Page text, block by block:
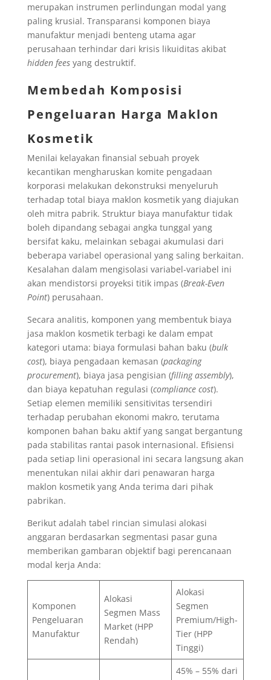
merupakan instrumen perlindungan modal yang
paling krusial. Transparansi komponen biaya
manufaktur menjadi benteng utama agar
perusahaan terhindar dari krisis likuiditas akibat
hidden feesyang destruktif.
Membedah Komposisi
Pengeluaran Harga Maklon
Kosmetik
Menilai kelayakan finansial sebuah proyek
kecantikan mengharuskan komite pengadaan
korporasi melakukan dekonstruksi menyeluruh
terhadap total biaya maklon kosmetik yang diajukan
oleh mitra pabrik. Struktur biaya manufaktur tidak
boleh dipandang sebagai angka tunggal yang
bersifat kaku, melainkan sebagai akumulasi dari
beberapa variabel operasional yang saling berkaitan.
Kesalahan dalam mengisolasi variabel-variabel ini
akan mendistorsi proyeksi titik impas (Break-Even
Point) perusahaan.
Secara analitis, komponen yang membentuk biaya
jasa maklon kosmetik terbagi ke dalam empat
kategori utama: biaya formulasi bahan baku (bulk
cost), biaya pengadaan kemasan (packaging
procurement), biaya jasa pengisian (filling assembly),
dan biaya kepatuhan regulasi (compliance cost).
Setiap elemen memiliki sensitivitas tersendiri
terhadap perubahan ekonomi makro, terutama
komponen bahan baku aktif yang sangat bergantung
pada stabilitas rantai pasok internasional. Efisiensi
pada setiap lini operasional ini secara langsung akan
menentukan nilai akhir dari penawaran harga
maklon kosmetik yang Anda terima dari pihak
pabrikan.
Berikut adalah tabel rincian simulasi alokasi
anggaran berdasarkan segmentasi pasar guna
memberikan gambaran objektif bagi perencanaan
modal kerja Anda:
Komponen
Pengeluaran
Manufaktur
Alokasi
Segmen Mass
Market (HPP
Rendah)
Alokasi
Segmen
Premium/High-
Tier (HPP
Tinggi)
45% – 55% dari